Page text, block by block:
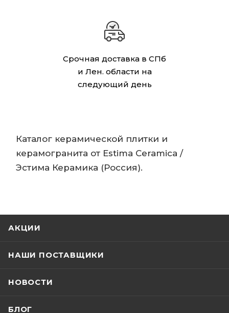
Срочная доставка в СПб
и Лен. области на
следующий день
Каталог керамической плитки и
керамогранита от Estima Ceramica /
Эстима Керамика (Россия).
АКЦИИ
НАШИ ПОСТАВЩИКИ
НОВОСТИ
БЛОГ